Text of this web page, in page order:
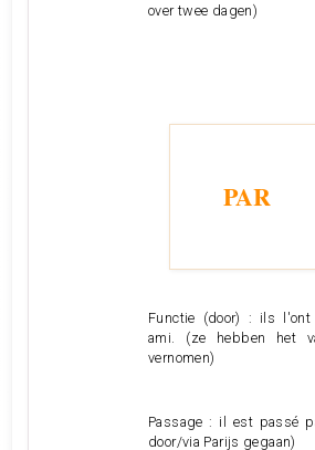
over twee dagen)
PAR
Functie (door) : ils
ami. (ze hebben het
vernomen)
Passage : il est passé
door/via Parijs gegaan)